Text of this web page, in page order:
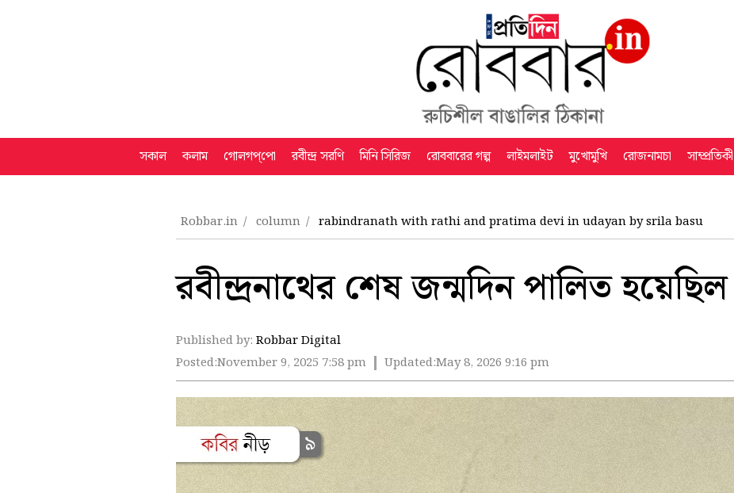
সকাল কলাম গোলগপ্‌পো রবীন্দ্র সরণি মিনি সিরিজ রোববারের গল্প লাইমলাইট মুখোমুখি রোজনামচা সাম্প্রতিকী
Robbar.in column rabindranath with rathi and pratima devi in udayan by srila basu
রবীন্দ্রনাথের শেষ জন্মদিন পালিত
Published by: Robbar Digital
Posted:November 9, 2025 7:58 pm Updated:May 8, 2026 9:16 pm